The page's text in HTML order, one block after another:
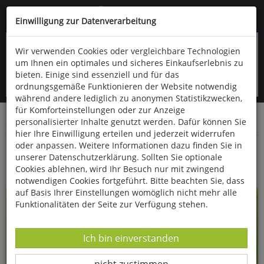
Kompletten Head der Seite überspringen
oder (06766) 9323-960
Startseite Bücher Gesundheit
Fette & Fettsäuren
Einwilligung zur Datenverarbeitung
Wir verwenden Cookies oder vergleichbare Technologien
um Ihnen ein optimales und sicheres Einkaufserlebnis zu
bieten. Einige sind essenziell und für das
ordnungsgemäße Funktionieren der Website notwendig
während andere lediglich zu anonymen Statistikzwecken,
für Komforteinstellungen oder zur Anzeige
personalisierter Inhalte genutzt werden. Dafür können Sie
hier Ihre Einwilligung erteilen und jederzeit widerrufen
oder anpassen. Weitere Informationen dazu finden Sie in
unserer Datenschutzerklärung. Sollten Sie optionale
Cookies ablehnen, wird Ihr Besuch nur mit zwingend
notwendigen Cookies fortgeführt. Bitte beachten Sie, dass
auf Basis Ihrer Einstellungen womöglich nicht mehr alle
Funktionalitäten der Seite zur Verfügung stehen.
Datenverarbeitung -
Ich bin einverstanden